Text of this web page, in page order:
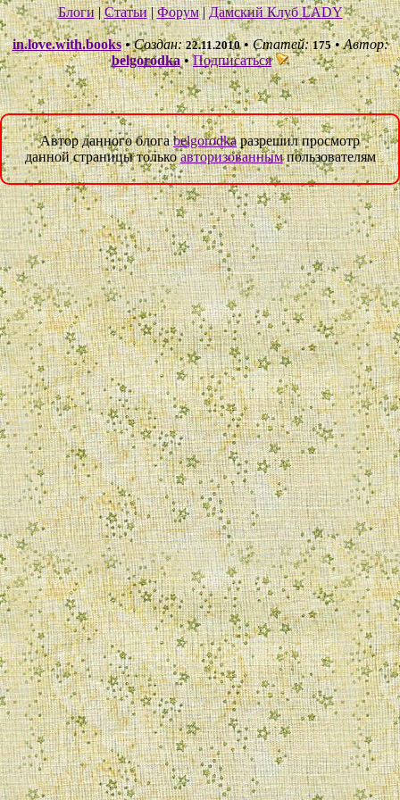
Блоги|Статьи|Форум|Дамский Клуб LADY
in.love.with.books•Создан: 22.11.2010•Статей: 175•Автор:
belgorodka•Подписаться
Автор данного блогаbelgorodkaразрешил просмотр
данной страницы толькоавторизованнымпользователям